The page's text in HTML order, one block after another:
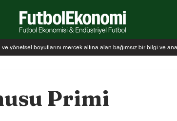
yönetsel boyutlarını mercek altına alan bağımsız bir bilgi ve
Primi